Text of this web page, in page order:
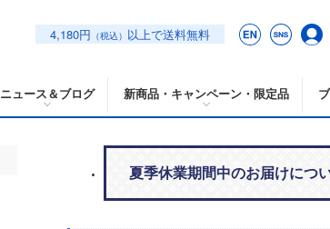
4,180円 （税込） 以上で送料無料
ニュース＆ブログ 新商品・キャンペーン・限定品
夏季休業期間中のお届けにつ